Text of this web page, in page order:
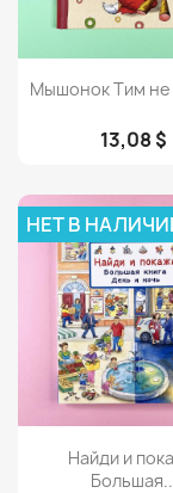

Мышонок Тим не
13,08 $

Найди и
НЕТ В